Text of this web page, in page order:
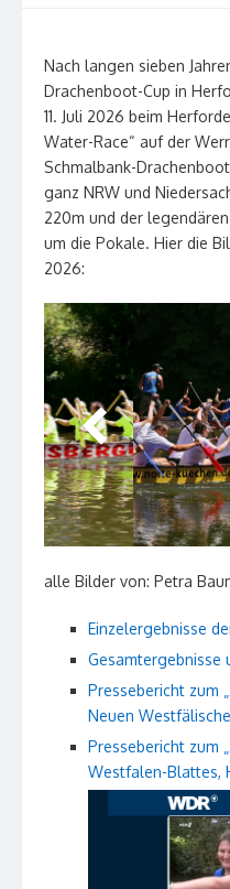
Nach langen sieben
Drachenboot-Cup in
11. Juli 2026 beim
Water-Race“ auf der
Schmalbank-
ganz NRW und
220m und der
um die Pokale. Hier die
2026:
alle Bilder von: Petra
Einzelergebnisse
Gesamtergebnisse
Pressebericht zum
Neuen
Pressebericht zum
Westfalen-Blattes,